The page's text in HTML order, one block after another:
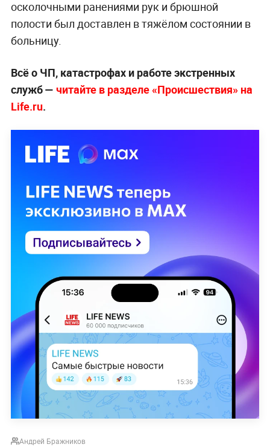
осколочными ранениями рук и брюшной
полости был доставлен в тяжёлом состоянии в
больницу.
Всё о ЧП, катастрофах и работе экстренных
служб — читайте в разделе «Происшествия» на
Life.ru.
Андрей Бражников